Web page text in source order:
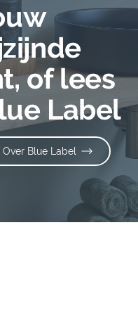
of lees
Label
Over Blue Label